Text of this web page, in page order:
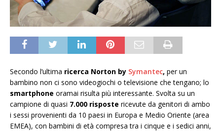
Secondo l’ultima ricerca Norton by Symantec, per un
bambino non ci sono videogiochi o televisione che tengano; lo
smartphone oramai risulta più interessante. Svolta su un
campione di quasi 7.000 risposte ricevute da genitori di ambo
i sessi provenienti da 10 paesi in Europa e Medio Oriente (area
EMEA), con bambini di età compresa tra i cinque e i sedici anni,